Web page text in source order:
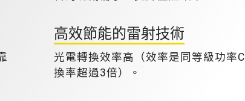
高效節能的雷射技術
光電轉換效率高（效率是同等級功率
換率超過3倍）。